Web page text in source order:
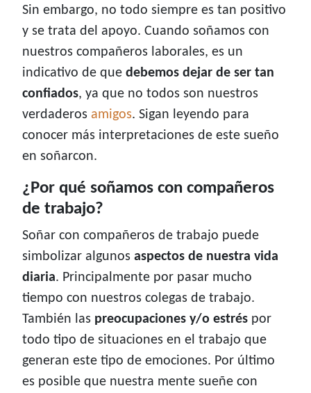
Sin embargo, no todo siempre es tan positivo
y se trata del apoyo. Cuando soñamos con
nuestros compañeros laborales, es un
indicativo de que debemos dejar de ser tan
confiados, ya que no todos son nuestros
verdaderos amigos. Sigan leyendo para
conocer más interpretaciones de este sueño
en soñarcon.
¿Por qué soñamos con compañeros
de trabajo?
Soñar con compañeros de trabajo puede
simbolizar algunos aspectos de nuestra vida
diaria. Principalmente por pasar mucho
tiempo con nuestros colegas de trabajo.
También las preocupaciones y/o estrés por
todo tipo de situaciones en el trabajo que
generan este tipo de emociones. Por último
es posible que nuestra mente sueñe con